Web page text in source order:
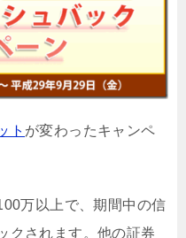
ト が変わったキャンペ
万以上で、期間中の信
クされます。他の証券